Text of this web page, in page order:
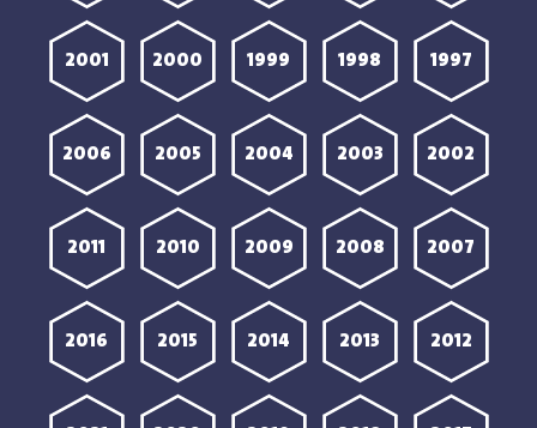
1997
1998
1999
2000
2001
2002
2003
2004
2005
2006
2007
2008
2009
2010
2011
2012
2013
2014
2015
2016